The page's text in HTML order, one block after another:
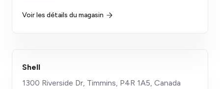
Voir les détails du magasin
Shell
1300 Riverside Dr, Timmins, P4R 1A5, Canada